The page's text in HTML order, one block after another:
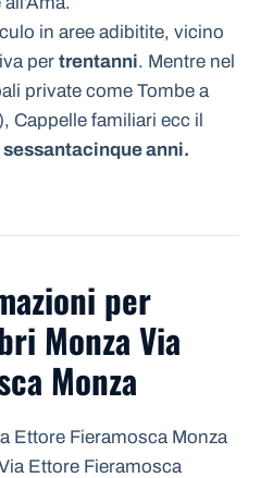
in aree adibitite, vicino
per trentanni. Mentre nel
private come Tombe a
Cappelle familiari ecc il
sessantacinque anni.
per
Monza Via
Monza
Ettore Fieramosca Monza
Ettore Fieramosca